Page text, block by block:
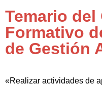
Temario del
Formativo
de Gestión
«Realizar actividades de